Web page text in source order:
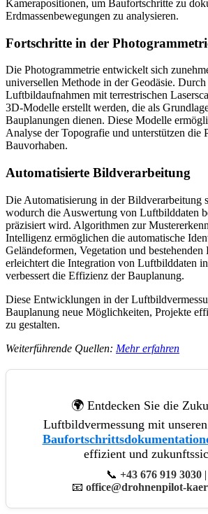
Kamerapositionen, um Baufortschritte zu
Erdmassenbewegungen zu analysieren.
Fortschritte in der
Die Photogrammetrie entwickelt sich
universellen Methode in der Geodäsie.
Luftbildaufnahmen mit terrestrischen
3D-Modelle erstellt werden, die als
Bauplanungen dienen. Diese Modelle
Analyse der Topografie und unterstützen die
Bauvorhaben.
Automatisierte Bildverarbeitung
Die Automatisierung in der Bildverarbeitung
wodurch die Auswertung von Luftbilddaten
präzisiert wird. Algorithmen zur
Intelligenz ermöglichen die automatische
Geländeformen, Vegetation und
erleichtert die Integration von Luftbilddaten
verbessert die Effizienz der Bauplanung.
Diese Entwicklungen in der
Bauplanung neue Möglichkeiten, Projekte
zu gestalten.
Weiterführende Quellen: Mehr erfahren
🌍 Entdecken Sie die
Luftbildvermessung mit
effizient und
📞 +43 676 919 3030 |
📧 office@drohnenpilot-